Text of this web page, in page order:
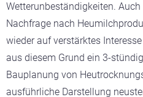
Wetterunbeständigkeiten.
Nachfrage nach
wieder auf verstärktes
aus diesem Grund ein 3-
Bauplanung von
ausführliche Darstellung